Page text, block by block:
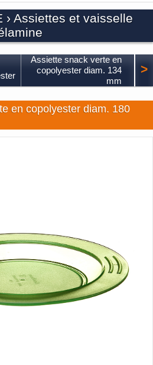
› Assiettes et vaisselle
Assiette snack verte en
copolyester diam. 134
mm
>
en copolyester diam. 180